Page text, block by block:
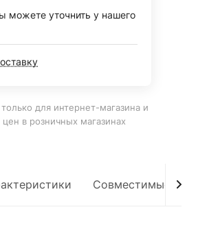
можете уточнить у нашего
для интернет-магазина и
в розничных магазинах
Совместимые